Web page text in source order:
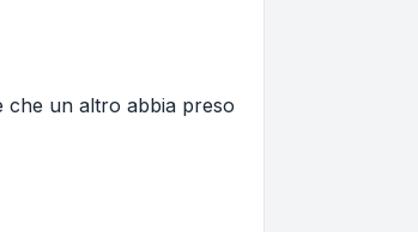
che un altro abbia preso